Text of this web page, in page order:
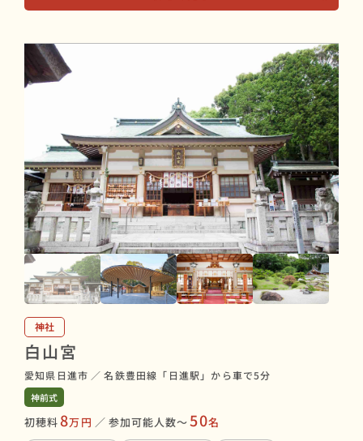
神社
白山宮
愛知県日進市 ／ 名鉄豊田線「日進駅」から車で5分
神前式
初穂料8万円 ／ 参加可能人数〜50名